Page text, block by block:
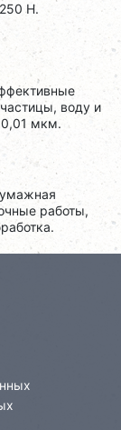
H.
воду и
0,01 мкм.
работы,